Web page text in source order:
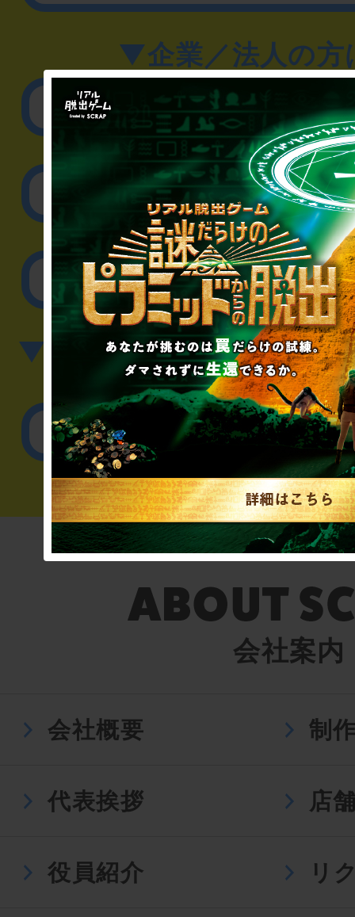
▼企業／法人の方
リアル脱出ゲーム制作
取材に関するお
その他のご相談／
▼英語、中国語でのお問
English／
会社案内
会社概要 制
代表挨拶 店
役員紹介 リ